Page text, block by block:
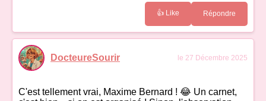
👍 Like Répondre
DocteureSourir le 27 Décembre 2025
C'est tellement vrai, Maxime Bernard ! 😂 Un carnet,